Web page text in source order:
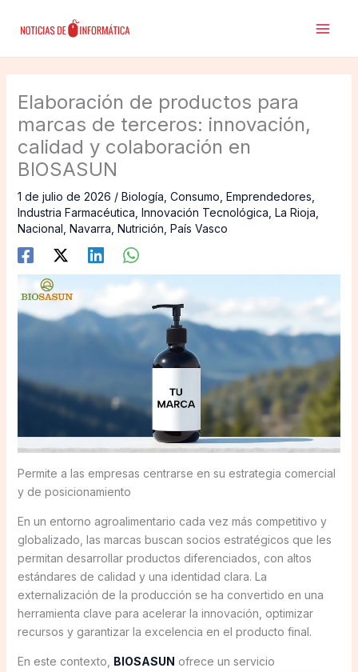
Elaboración de productos para
marcas de terceros: innovación,
calidad y colaboración en
BIOSASUN
1 de julio de 2026 / Biología Consumo Emprendedores
Industria Farmacéutica Innovación Tecnológica La Rioja
Nacional Navarra Nutrición País Vasco
Permite a las empresas centrarse en su estrategia comercial
y de posicionamiento
En un entorno agroalimentario cada vez más competitivo y
globalizado, las marcas buscan socios estratégicos que les
permitan desarrollar productos diferenciados, con altos
estándares de calidad y una identidad clara. La
externalización de la producción se ha convertido en una
herramienta clave para acelerar la innovación, optimizar
recursos y garantizar la excelencia en el producto final.
En este contexto, BIOSASUN ofrece un servicio